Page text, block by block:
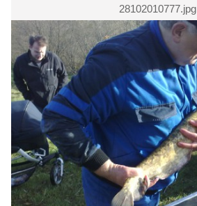
28102010777.jpg